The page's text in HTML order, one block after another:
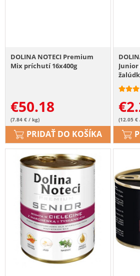
DOLINA NOTECI Premium
Mix príchutí 16x400g
€50.18
(7.84 € / kg)
PRIDAŤ DO KOŠÍKA
€
(12.05 €